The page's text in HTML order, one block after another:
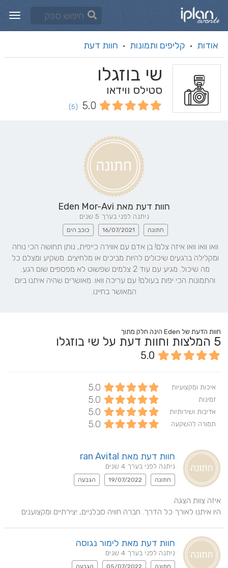
אודות · קליפים ותמונות · חוות דעת
שי בוזגלו
סטילס ווידאו
5.0
(5)
חוות דעת מאת Eden Mor-Avi
ניתנה לפני בערך 5 שנים
חתונה 16/07/2021 כוכב הים
המאושר בחיינו.
חוות הדעת של Eden הינה חלק מתוך
5 המלצות וחוות דעת על שי בוזגלו
5.0
איכות ומקצועיות 5.0
זמינות 5.0
אדיבות ושירותיות 5.0
תמורה להשקעה 5.0
חוות דעת מאת ran Avital
ניתנה לפני בערך 4 שנים
חתונה 19/07/2022 הגבעה
היו איתנו לאורך כל הדרך. חברה חוויה סבלניים, יצירתיים ומקצוענים
חוות דעת מאת לימור נגוסה
ניתנה לפני בערך 4 שנים
חתונה 05/07/2022 הגבעה